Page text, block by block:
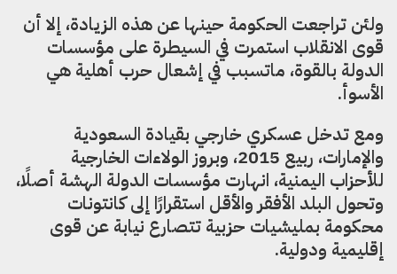
ولئن تراجعت الحكومة حينها عن هذه الزيادة، إلا أن
قوى الانقلاب استمرت في السيطرة على مؤسسات
الدولة بالقوة، ماتسبب في إشعال حرب أهلية هي
الأسوأ.
ومع تدخل عسكري خارجي بقيادة السعودية
والإمارات، ربيع 2015، وبروز الولاءات الخارجية
للأحزاب اليمنية، انهارت مؤسسات الدولة الهشة أصلًا،
وتحول البلد الأفقر والأقل استقرارًا إلى كانتونات
محكومة بمليشيات حزبية تتصارع نيابة عن قوى
إقليمية ودولية.